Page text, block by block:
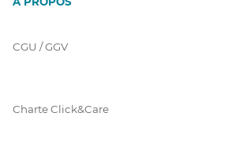
CGU / GGV
Charte Click&Care